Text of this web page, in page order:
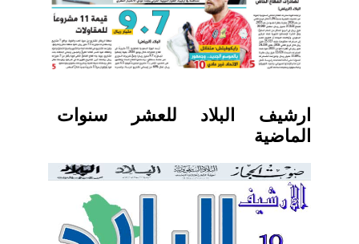
ارشيف البلاد للعشر سنوات
الماضية